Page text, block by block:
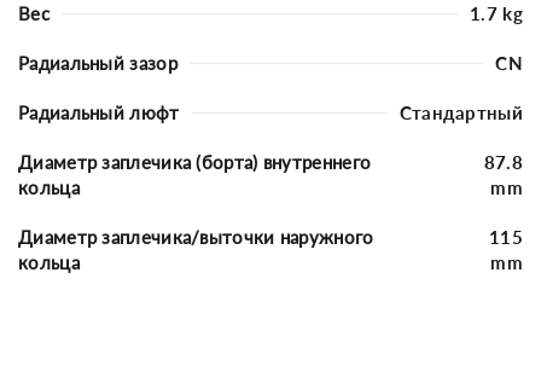
Вес 1.7 kg
Радиальный зазор CN
Радиальный люфт Стандартный
Диаметр заплечика (борта) внутреннего
кольца
87.8
mm
Диаметр заплечика/выточки наружного
кольца
115
mm